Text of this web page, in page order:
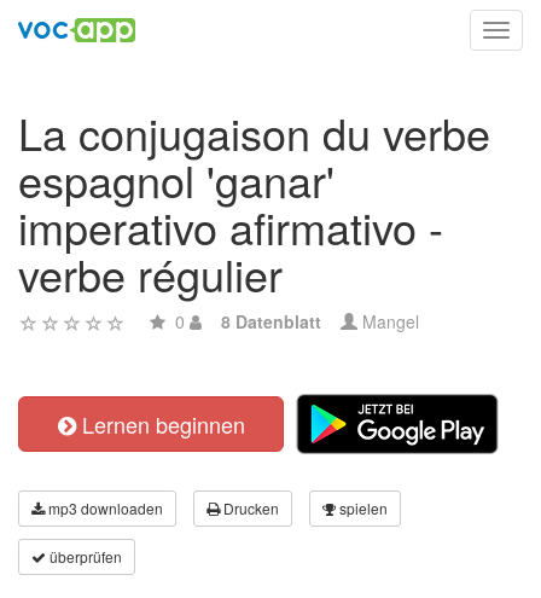
La conjugaison du verbe
espagnol 'ganar'
imperativo afirmativo -
verbe régulier
0 8 Datenblatt Mangel
Lernen beginnen
mp3 downloaden Drucken spielen
überprüfen